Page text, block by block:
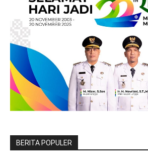
BERITA POPULER